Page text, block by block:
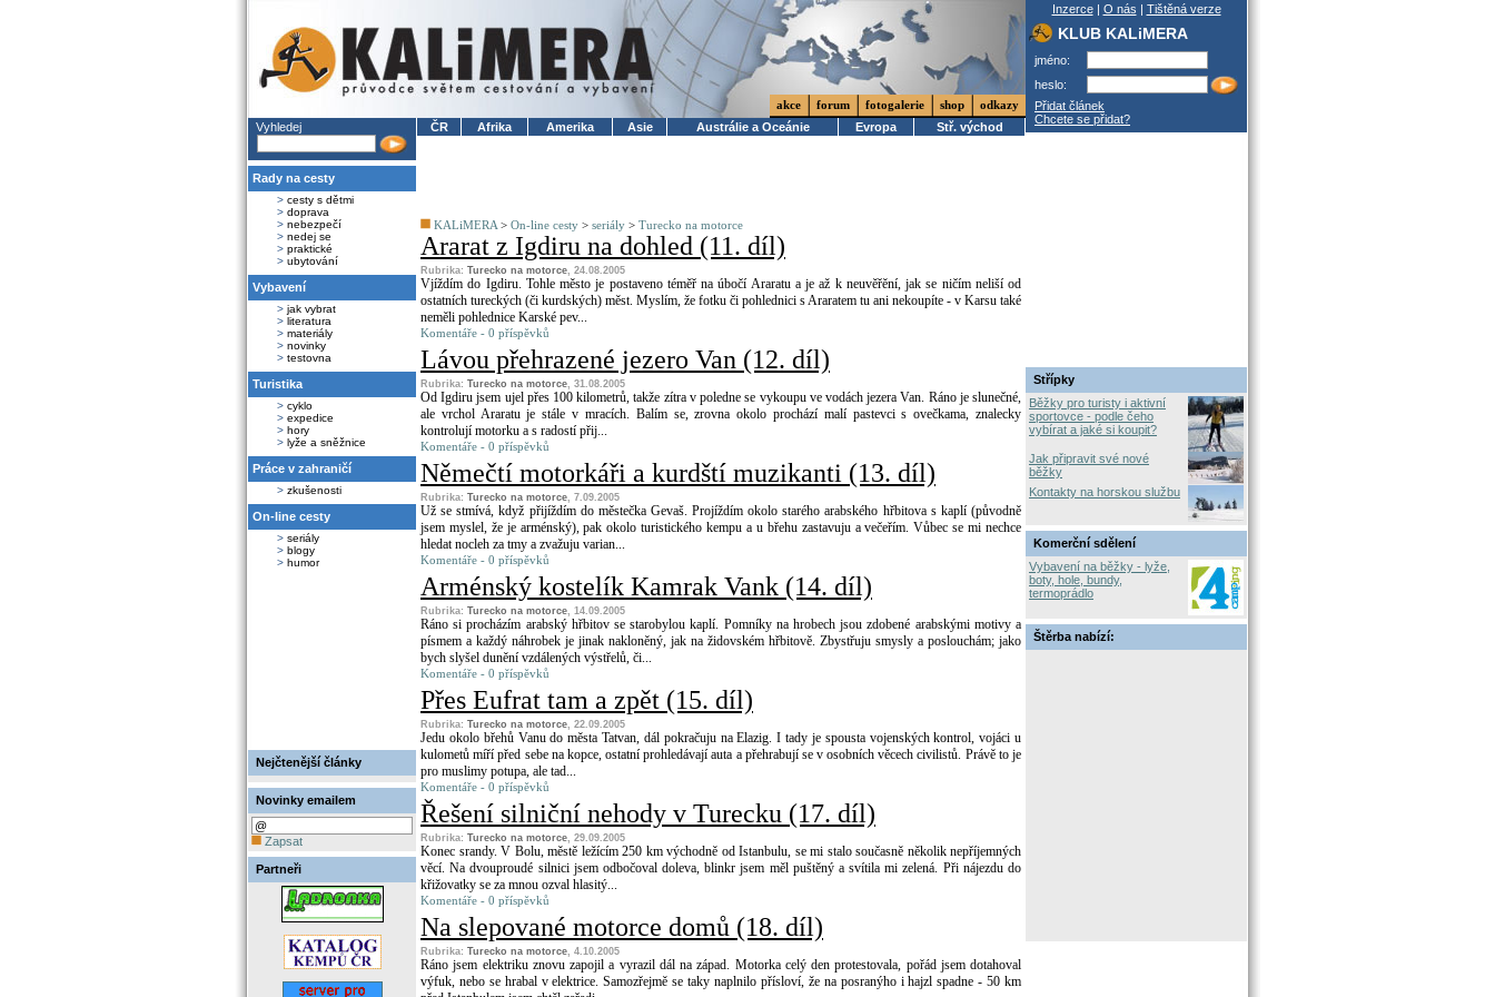
Vyhledej
Rady na cesty
> cesty s dětmi
> doprava
> nebezpečí
> nedej se
> praktické
> ubytování
Vybavení
> jak vybrat
> literatura
> materiály
> novinky
> testovna
Turistika
> cyklo
> expedice
> hory
> lyže a sněžnice
Práce v zahraničí
> zkušenosti
On-line cesty
> seriály
> blogy
> humor
Nejčtenější články
Novinky emailem
Zapsat
Partneři
akce forum fotogalerie shop
odkazy
ČR
Afrika Amerika Asie Austrálie a Oceánie Evropa Stř. východ
KALiMERA > On-line cesty > seriály > Turecko na motorce
Ararat z Igdiru na dohled (11. díl)
Rubrika: Turecko na motorce, 24.08.2005
Vjíždím do Igdiru. Tohle město je postaveno téměř na úbočí Araratu a je až k neuvěřění, jak se ničím neliší od
ostatních tureckých (či kurdských) měst. Myslím, že fotku či pohlednici s Araratem tu ani nekoupíte - v Karsu také
neměli pohlednice Karské pev...
Komentáře - 0 příspěvků
Lávou přehrazené jezero Van (12. díl)
Rubrika: Turecko na motorce, 31.08.2005
Od Igdiru jsem ujel přes 100 kilometrů, takže zítra v poledne se vykoupu ve vodách jezera Van. Ráno je slunečné,
ale vrchol Araratu je stále v mracích. Balím se, zrovna okolo prochází malí pastevci s ovečkama, znalecky
kontrolují motorku a s radostí přij...
Komentáře - 0 příspěvků
Němečtí motorkáři a kurdští muzikanti (13. díl)
Rubrika: Turecko na motorce, 7.09.2005
Už se stmívá, když přijíždím do městečka Gevaš. Projíždím okolo starého arabského hřbitova s kaplí (původně
jsem myslel, že je arménský), pak okolo turistického kempu a u břehu zastavuju a večeřím. Vůbec se mi nechce
hledat nocleh za tmy a zvažuju varian...
Komentáře - 0 příspěvků
Arménský kostelík Kamrak Vank (14. díl)
Rubrika: Turecko na motorce, 14.09.2005
Ráno si procházím arabský hřbitov se starobylou kaplí. Pomníky na hrobech jsou zdobené arabskými motivy a
písmem a každý náhrobek je jinak nakloněný, jak na židovském hřbitově. Zbystřuju smysly a poslouchám; jako
bych slyšel dunění vzdálených výstřelů, či...
Komentáře - 0 příspěvků
Přes Eufrat tam a zpět (15. díl)
Rubrika: Turecko na motorce, 22.09.2005
Jedu okolo břehů Vanu do města Tatvan, dál pokračuju na Elazig. I tady je spousta vojenských kontrol, vojáci u
kulometů míří před sebe na kopce, ostatní prohledávají auta a přehrabují se v osobních věcech civilistů. Právě to je
pro muslimy potupa, ale tad...
Komentáře - 0 příspěvků
Řešení silniční nehody v Turecku (17. díl)
Rubrika: Turecko na motorce, 29.09.2005
Konec srandy. V Bolu, městě ležícím 250 km východně od Istanbulu, se mi stalo současně několik nepříjemných
věcí. Na dvouproudé silnici jsem odbočoval doleva, blinkr jsem měl puštěný a svítila mi zelená. Při nájezdu do
křižovatky se za mnou ozval hlasitý...
Komentáře - 0 příspěvků
Na slepované motorce domů (18. díl)
Rubrika: Turecko na motorce, 4.10.2005
Ráno jsem elektriku znovu zapojil a vyrazil dál na západ. Motorka celý den protestovala, pořád jsem dotahoval
výfuk, nebo se hrabal v elektrice. Samozřejmě se taky naplnilo přísloví, že na posranýho i hajzl spadne - 50 km
Inzerce| O nás | Tištěná verze
KLUB KALiMERA
jméno:
heslo:
Přidat článek
Chcete se přidat?
Střípky
Běžky pro turisty i aktivní
sportovce - podle čeho
vybírat a jaké si koupit?
Jak připravit své nové
běžky
Kontakty na horskou službu
Komerční sdělení
Vybavení na běžky - lyže,
boty, hole, bundy,
termoprádlo
Štěrba nabízí: